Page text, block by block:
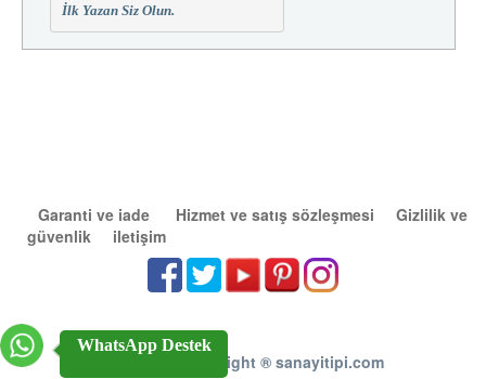
İlk Yazan Siz Olun.
Garanti ve iade Hizmet ve satış sözleşmesi
Gizlilik ve
güvenlik
iletişim
2011 - 2026 Copright ®sanayitipi.com
WhatsApp Destek